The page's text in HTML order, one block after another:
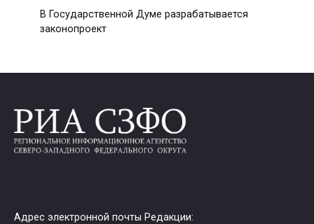
В Государственной Думе разрабатывается
законопроект
Адрес электронной почты Редакции: